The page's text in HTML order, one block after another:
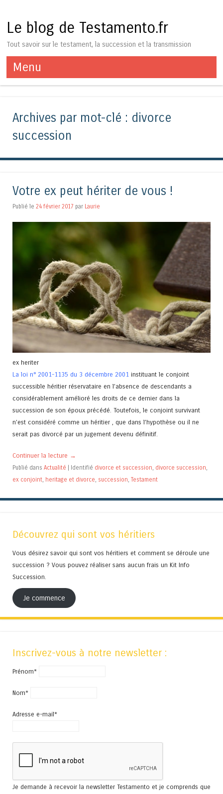
Le blog de Testamento.fr
Tout savoir sur le testament, la succession et la transmission
Menu
Aller au contenu
Archives par mot-clé : divorce
succession
Votre ex peut hériter de vous !
Publié le 24 février 2017 par Laurie
ex heriter
La loi n° 2001-1135 du 3 décembre 2001 instituant le conjoint
successible héritier réservataire en l’absence de descendants a
considérablement amélioré les droits de ce dernier dans la
succession de son époux précédé. Toutefois, le conjoint survivant
n’est considéré comme un héritier , que dans l’hypothèse ou il ne
serait pas divorcé par un jugement devenu définitif.
Continuer la lecture →
Publié dans Actualité Identifié divorce et succession, divorce succession,
ex conjoint, heritage et divorce, succession, Testament
Découvrez qui sont vos héritiers
Vous désirez savoir qui sont vos héritiers et comment se déroule une
succession ? Vous pouvez réaliser sans aucun frais un Kit Info
Succession.
Je commence
Inscrivez-vous à notre newsletter :
Prénom*
Nom*
Adresse e-mail*
Je demande à recevoir la newsletter Testamento et je comprends que